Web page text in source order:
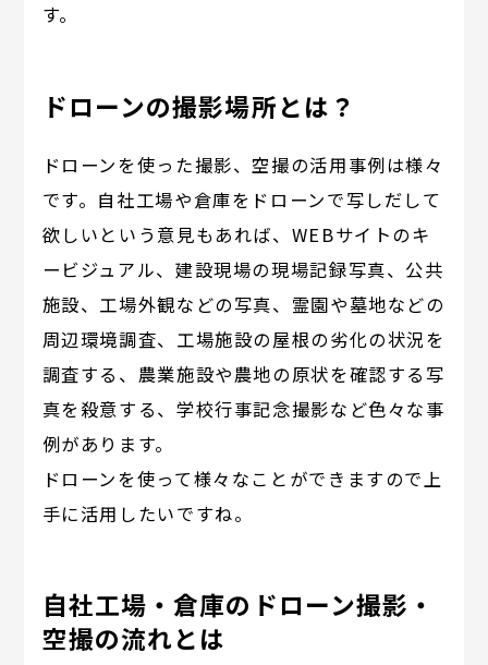
す。
ドローンの撮影場所とは？
ドローンを使った撮影、空撮の活用事例は様々
です。自社工場や倉庫をドローンで写しだして
欲しいという意見もあれば、WEBサイトのキ
ービジュアル、建設現場の現場記録写真、公共
施設、工場外観などの写真、霊園や墓地などの
周辺環境調査、工場施設の屋根の劣化の状況を
調査する、農業施設や農地の原状を確認する写
真を殺意する、学校行事記念撮影など色々な事
例があります。
ドローンを使って様々なことができますので上
手に活用したいですね。
自社工場・倉庫のドローン撮影・
空撮の流れとは